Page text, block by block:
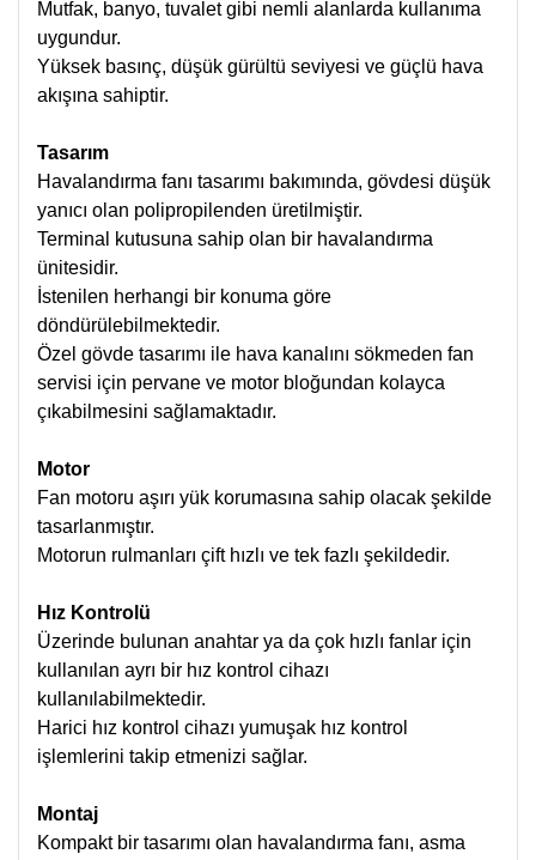
Mutfak, banyo, tuvalet gibi nemli alanlarda kullanıma
uygundur.
Yüksek basınç, düşük gürültü seviyesi ve güçlü hava
akışına sahiptir.
Tasarım
Havalandırma fanı tasarımı bakımında, gövdesi düşük
yanıcı olan polipropilenden üretilmiştir.
Terminal kutusuna sahip olan bir havalandırma
ünitesidir.
İstenilen herhangi bir konuma göre
döndürülebilmektedir.
Özel gövde tasarımı ile hava kanalını sökmeden fan
servisi için pervane ve motor bloğundan kolayca
çıkabilmesini sağlamaktadır.
Motor
Fan motoru aşırı yük korumasına sahip olacak şekilde
tasarlanmıştır.
Motorun rulmanları çift hızlı ve tek fazlı şekildedir.
Hız Kontrolü
Üzerinde bulunan anahtar ya da çok hızlı fanlar için
kullanılan ayrı bir hız kontrol cihazı
kullanılabilmektedir.
Harici hız kontrol cihazı yumuşak hız kontrol
işlemlerini takip etmenizi sağlar.
Montaj
Kompakt bir tasarımı olan havalandırma fanı, asma